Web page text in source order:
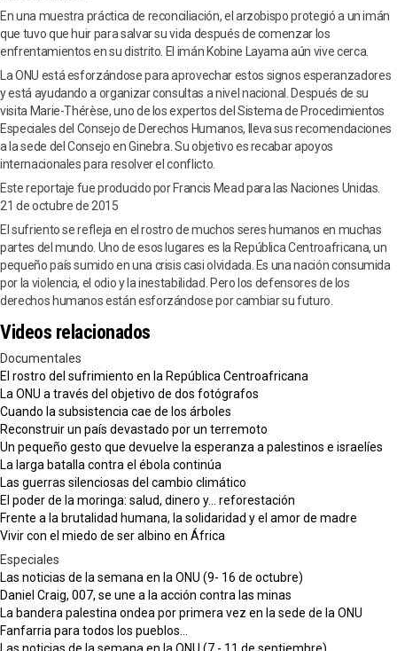
En una muestra práctica de reconciliación, el arzobispo protegió a un imán
que tuvo que huir para salvar su vida después de comenzar los
enfrentamientos en su distrito. El imán Kobine Layama aún vive cerca.
La ONU está esforzándose para aprovechar estos signos esperanzadores
y está ayudando a organizar consultas a nivel nacional. Después de su
visita Marie-Thérèse, uno de los expertos del Sistema de Procedimientos
Especiales del Consejo de Derechos Humanos, lleva sus recomendaciones
a la sede del Consejo en Ginebra. Su objetivo es recabar apoyos
internacionales para resolver el conflicto.
Este reportaje fue producido por Francis Mead para las Naciones Unidas.
21 de octubre de 2015
El sufriento se refleja en el rostro de muchos seres humanos en muchas
partes del mundo. Uno de esos lugares es la República Centroafricana, un
pequeño país sumido en una crisis casi olvidada. Es una nación consumida
por la violencia, el odio y la inestabilidad. Pero los defensores de los
derechos humanos están esforzándose por cambiar su futuro.
Videos relacionados
Documentales
El rostro del sufrimiento en la República Centroafricana
La ONU a través del objetivo de dos fotógrafos
Cuando la subsistencia cae de los árboles
Reconstruir un país devastado por un terremoto
Un pequeño gesto que devuelve la esperanza a palestinos e israelíes
La larga batalla contra el ébola continúa
Las guerras silenciosas del cambio climático
El poder de la moringa: salud, dinero y... reforestación
Frente a la brutalidad humana, la solidaridad y el amor de madre
Vivir con el miedo de ser albino en África
Especiales
Las noticias de la semana en la ONU (9- 16 de octubre)
Daniel Craig, 007, se une a la acción contra las minas
La bandera palestina ondea por primera vez en la sede de la ONU
Fanfarria para todos los pueblos...
Las noticias de la semana en la ONU (7 - 11 de septiembre)